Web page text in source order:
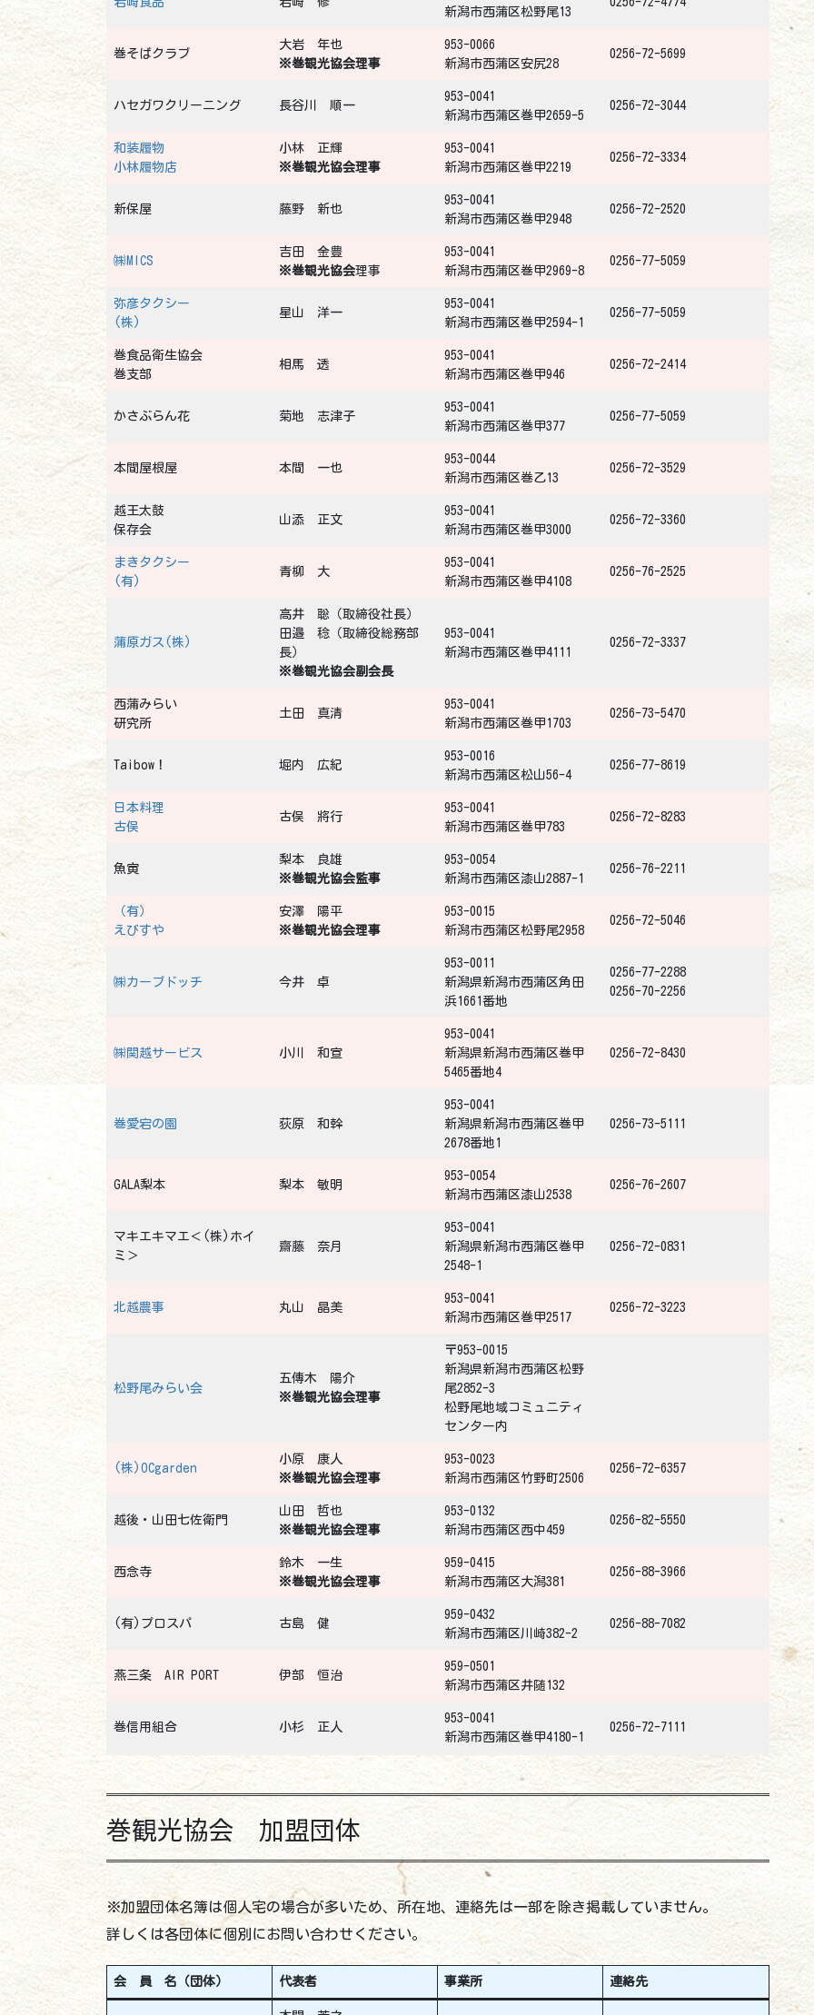
新潟市西蒲区松野尾13
巻そばクラブ
大岩 年也
※巻観光協会理事
953-0066
新潟市西蒲区安尻28
0256-72-5699
ハセガワクリーニング 長谷川 順一
953-0041
新潟市西蒲区巻甲2659-5
0256-72-3044
和装履物
小林履物店
小林 正輝
※巻観光協会理事
953-0041
新潟市西蒲区巻甲2219
0256-72-3334
新保屋 藤野 新也
953-0041
新潟市西蒲区巻甲2948
0256-72-2520
㈱MICS
吉田 金豊
※巻観光協会理事
953-0041
新潟市西蒲区巻甲2969-8
0256-77-5059
弥彦タクシー
(株)
星山 洋一
953-0041
新潟市西蒲区巻甲2594-1
0256-77-5059
巻食品衛生協会
巻支部
相馬 透
953-0041
新潟市西蒲区巻甲946
0256-72-2414
かさぶらん花 菊地 志津子
953-0041
新潟市西蒲区巻甲377
0256-77-5059
本間屋根屋 本間 一也
953-0044
新潟市西蒲区巻乙13
0256-72-3529
越王太鼓
保存会
山添 正文
953-0041
新潟市西蒲区巻甲3000
0256-72-3360
まきタクシー
(有)
青柳 大
953-0041
新潟市西蒲区巻甲4108
0256-76-2525
蒲原ガス(株)
高井 聡（取締役社長）
田邉 稔（取締役総務部
長）
※巻観光協会副会長
953-0041
新潟市西蒲区巻甲4111
0256-72-3337
西蒲みらい
研究所
土田 真清
953-0041
新潟市西蒲区巻甲1703
0256-73-5470
Taibow！ 堀内 広紀
953-0016
新潟市西蒲区松山56-4
0256-77-8619
日本料理
古俣
古俣 將行
953-0041
新潟市西蒲区巻甲783
0256-72-8283
魚寅
梨本 良雄
※巻観光協会監事
953-0054
新潟市西蒲区漆山2887-1
0256-76-2211
（有）
えびすや
安澤 陽平
※巻観光協会理事
953-0015
新潟市西蒲区松野尾2958
0256-72-5046
㈱カーブドッチ 今井 卓
953-0011
新潟県新潟市西蒲区角田
浜1661番地
0256-77-2288
0256-70-2256
㈱関越サービス 小川 和宣
953-0041
新潟県新潟市西蒲区巻甲
5465番地4
0256-72-8430
巻愛宕の園 荻原 和幹
953-0041
新潟県新潟市西蒲区巻甲
2678番地1
0256-73-5111
GALA梨本 梨本 敏明
953-0054
新潟市西蒲区漆山2538
0256-76-2607
マキエキマエ＜(株)ホイ
ミ＞
齋藤 奈月
953-0041
新潟県新潟市西蒲区巻甲
2548-1
0256-72-0831
北越農事 丸山 晶美
953-0041
新潟市西蒲区巻甲2517
0256-72-3223
松野尾みらい会
五傳木 陽介
※巻観光協会理事
〒953-0015
新潟県新潟市西蒲区松野
尾2852-3
松野尾地域コミュニティ
センター内
(株)OCgarden
小原 康人
※巻観光協会理事
953-0023
新潟市西蒲区竹野町2506
0256-72-6357
越後・山田七佐衛門
山田 哲也
※巻観光協会理事
953-0132
新潟市西蒲区西中459
0256-82-5550
西念寺
鈴木 一生
※巻観光協会理事
959-0415
新潟市西蒲区大潟381
0256-88-3966
(有)プロスパ 古島 健
959-0432
新潟市西蒲区川崎382-2
0256-88-7082
燕三条 AIR PORT 伊部 恒治
959-0501
新潟市西蒲区井随132
巻信用組合 小杉 正人
953-0041
新潟市西蒲区巻甲4180-1
0256-72-7111
巻観光協会 加盟団体
※加盟団体名簿は個人宅の場合が多いため、所在地、連絡先は一部を除き掲載していません。
詳しくは各団体に個別にお問い合わせください。
会 員 名（団体） 代表者 事業所 連絡先